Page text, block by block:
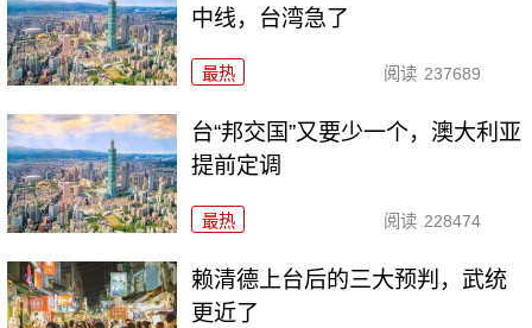
中线，台湾急了
最热 阅读 237689
台“邦交国”又要少一个，澳大利亚
提前定调
最热 阅读 228474
赖清德上台后的三大预判，武统
更近了